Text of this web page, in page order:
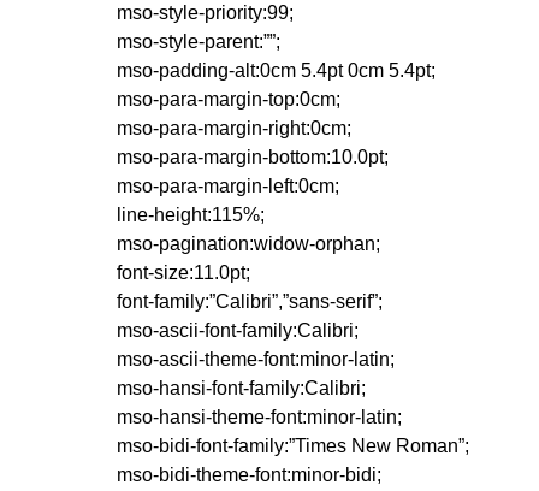
mso-style-priority:99;
mso-style-parent:””;
mso-padding-alt:0cm 5.4pt 0cm 5.4pt;
mso-para-margin-top:0cm;
mso-para-margin-right:0cm;
mso-para-margin-bottom:10.0pt;
mso-para-margin-left:0cm;
line-height:115%;
mso-pagination:widow-orphan;
font-size:11.0pt;
font-family:”Calibri”,”sans-serif”;
mso-ascii-font-family:Calibri;
mso-ascii-theme-font:minor-latin;
mso-hansi-font-family:Calibri;
mso-hansi-theme-font:minor-latin;
mso-bidi-font-family:”Times New Roman”;
mso-bidi-theme-font:minor-bidi;